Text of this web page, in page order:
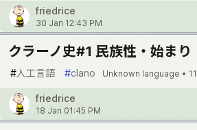
friedrice
30 Jan 12:43 PM
クラーノ史#1 民族性・始まり
#人工言語 #clano Unknown language •
friedrice
18 Jan 01:45 PM